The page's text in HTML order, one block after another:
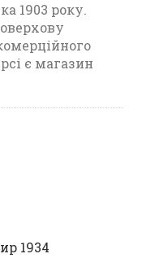
1903 року.
є магазин
1934